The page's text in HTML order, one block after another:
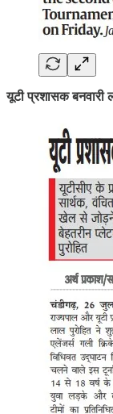
यूटी प्रशासक बनवारी